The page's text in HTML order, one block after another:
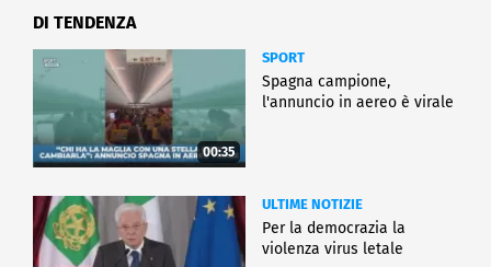
DI TENDENZA
00:35
SPORT
Spagna campione,
l'annuncio in aereo è virale
ULTIME NOTIZIE
Per la democrazia la
violenza virus letale